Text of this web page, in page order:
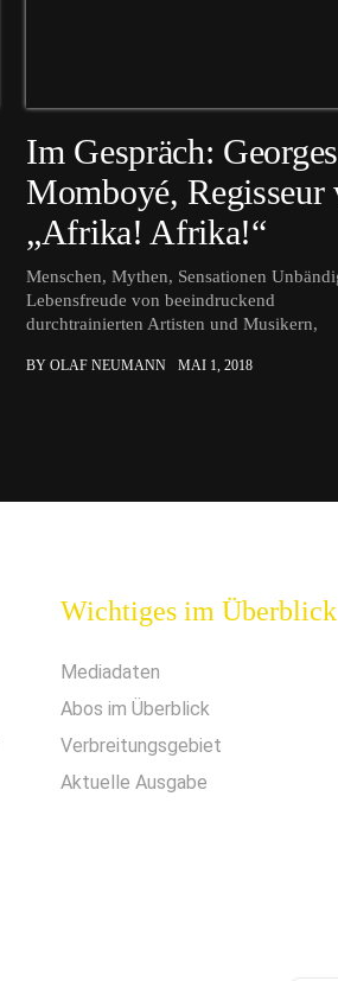
Im Gespräch: Georges
Momboyé, Regisseur
„Afrika! Afrika!“
Menschen, Mythen, Sensationen
Lebensfreude von beeindruckend
durchtrainierten Artisten und Musikern,
BY OLAF NEUMANN MAI 1, 2018
Wichtiges im Überblick
Mediadaten
Abos im Überblick
Verbreitungsgebiet
Aktuelle Ausgabe